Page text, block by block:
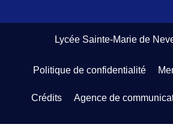
Lycée Sainte-Marie de
Politique de confidentialité
Crédits Agence de